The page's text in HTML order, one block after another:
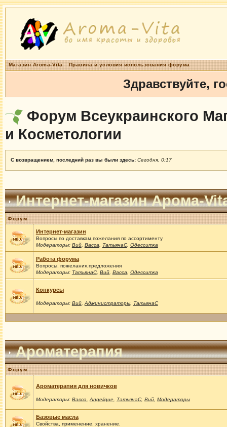
Магазин Aroma-Vita Правила и условия использования форума
Здравствуйте,
Форум Всеукраинского
и Косметологии
С возвращением, последний раз вы были здесь: Сегодня, 0:17
Интернет-магазин Арома-
Форум
Интернет-магазин
Вопросы по доставкам,пожелания по ассортименту
Модераторы: Вий, Васса ТатьянаС, Одесситка
Работа форума
Вопросы, пожелания,предложения
Модераторы: ТатьянаС, Вий, Васса Одесситка
Конкурсы
Модераторы: Вий, Администраторы, ТатьянаС
Ароматерапия
Форум
Ароматерапия для новичков
Модераторы: Васса Angelique, ТатьянаС, Вий, Модераторы
Базовые масла
Свойства, применение, хранение.